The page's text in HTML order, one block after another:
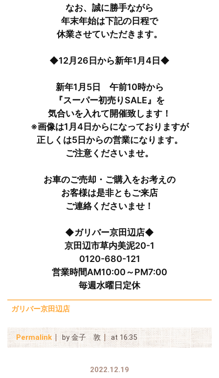
なお、誠に勝手ながら
年末年始は下記の日程で
休業させていただきます。
◆12月26日から新年1月4日◆
新年1月5日　午前10時から
『スーパー初売りSALE』を
気合いを入れて開催致します！
※画像は1月4日からになっておりますが
正しくは5日からの営業になります。
ご注意くださいませ。
お車のご売却・ご購入をお考えの
お客様は是非ともご来店
ご連絡くださいませ！
◆ガリバー京田辺店◆
京田辺市草内美泥20-1
0120-680-121
営業時間AM10:00～PM7:00
毎週水曜日定休
ガリバー京田辺店
Permalink by 金子 敦 at 16:35
2022.12.19